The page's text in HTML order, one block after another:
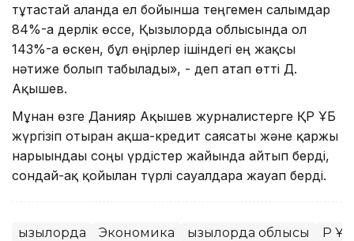
тұтастай алғанда ел бойынша теңгемен салымдар
84%-ға дерлік өссе, Қызылорда облысында ол
143%-ға өскен, бұл өңірлер ішіндегі ең жақсы
нәтиже болып табылады», - деп атап өтті Д.
Ақышев.
Мұнан өзге Данияр Ақышев журналистерге ҚР ҰБ
жүргізіп отырған ақша-кредит саясаты және қаржы
нарығындағы соңғы үрдістер жайында айтып берді,
сондай-ақ қойылған түрлі сауалдарға жауап берді.
Қызылорда Экономика Қызылорда облысы ҚР